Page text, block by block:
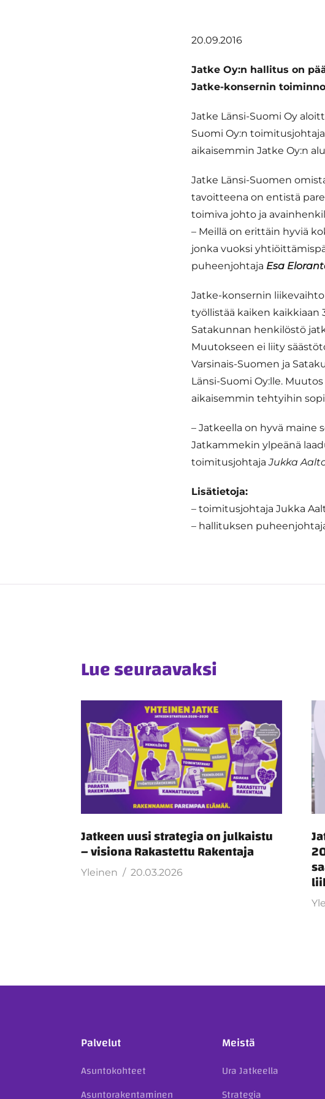
20.09.2016
Jatke Oy:n hallitus on
Jatke-konsernin
Jatke Länsi-Suomi Oy
Suomi Oy:n
aikaisemmin Jatke Oy:n
Jatke Länsi-Suomen
tavoitteena on entistä
toimiva johto ja
– Meillä on erittäin hyviä
jonka vuoksi
puheenjohtaja Esa
Jatke-konsernin liikevaihto
työllistää kaiken kaikkiaan
Satakunnan henkilöstö
Muutokseen ei liity
Varsinais-Suomen ja
Länsi-Suomi Oy:lle.
aikaisemmin tehtyihin
– Jatkeella on hyvä maine
Jatkammekin ylpeänä
toimitusjohtajaJukka
Lisätietoja:
– toimitusjohtaja Jukka
– hallituksen
Lue seuraavaksi
Jatkeen uusi strategia on julkaistu
– visiona Rakastettu Rakentaja
Yleinen 20.03.2026
Palvelut
Asuntokohteet
Asuntorakentaminen
Meistä
Ura Jatkeella
Strategia